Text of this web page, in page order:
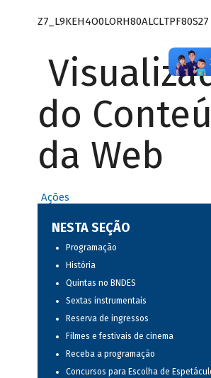
Z7_L9KEH4O0LORH80ALCLTPF80S27
do
da Web
Ações
NESTA SEÇÃO
Programação
História
Quintas no BNDES
Sextas instrumentais
Reserva de ingressos
Filmes e festivais de cinema
Receba a programação
Concursos para Escolha de